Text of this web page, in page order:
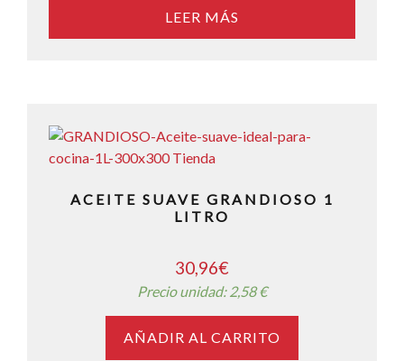
LEER MÁS
ACEITE SUAVE GRANDIOSO 1
LITRO
30,96€
Precio unidad: 2,58 €
AÑADIR AL CARRITO